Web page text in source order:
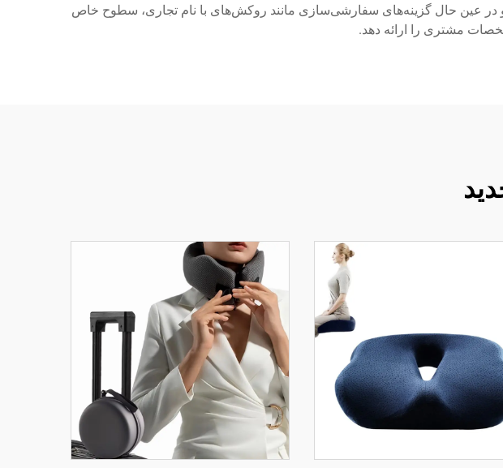
در عین حال گزینه‌های سفارشی‌سازی مانند روکش‌های با نام تجاری، سطوح خاص
مشتری را ارائه دهد.